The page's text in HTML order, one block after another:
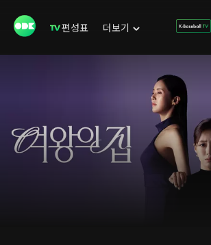
편성표 더보기